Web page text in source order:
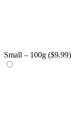
Small – 100g ($9.99)